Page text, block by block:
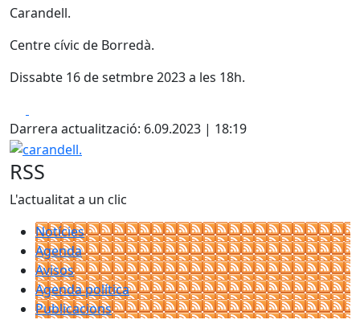
Carandell.
Centre cívic de Borredà.
Dissabte 16 de setmbre 2023 a les 18h.
Darrera actualització: 6.09.2023 | 18:19
carandell.
RSS
L'actualitat a un clic
Notícies
Agenda
Avisos
Agenda política
Publicacions